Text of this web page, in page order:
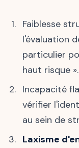
Faiblesse
l'évaluation
particulier
haut risque ».
Incapacité
vérifier
au sein de
Laxisme